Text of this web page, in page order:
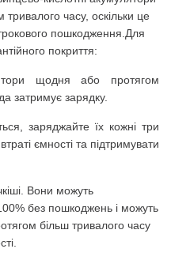
часу, оскільки це
пошкодження. Для
покриття:
щодня або протягом
затримує зарядку.
заряджайте їх кожні три
ємності та підтримувати
Вони можуть
без пошкоджень і можуть
більш тривалого часу